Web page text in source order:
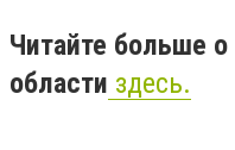
Читайте больше
области здесь.